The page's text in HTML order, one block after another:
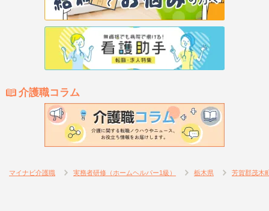
介護職コラム
マイナビ介護職 実務者研修（ホームヘルパー1級） 栃木県 芳賀郡茂木